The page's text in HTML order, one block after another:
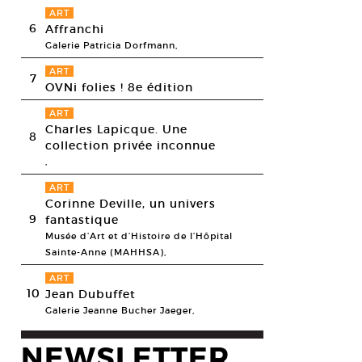
6
ART
Affranchi
Galerie Patricia Dorfmann,
7 ART
OVNi folies ! 8e édition
8
ART
Charles Lapicque. Une
collection privée inconnue
,
9
ART
Corinne Deville, un univers
fantastique
Musée d’Art et d’Histoire de l’Hôpital
Sainte-Anne (MAHHSA),
10
ART
Jean Dubuffet
Galerie Jeanne Bucher Jaeger,